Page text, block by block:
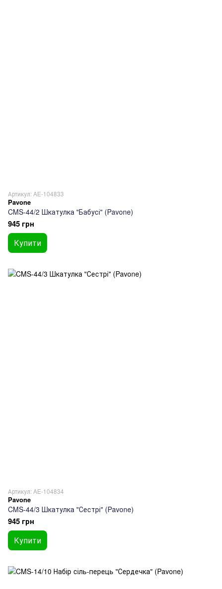
Артикул: AE-104833
Pavone
CMS-44/2 Шкатулка "Бабусі" (Pavone)
945 грн
Купити
Артикул: AE-104834
Pavone
CMS-44/3 Шкатулка "Сестрі" (Pavone)
945 грн
Купити